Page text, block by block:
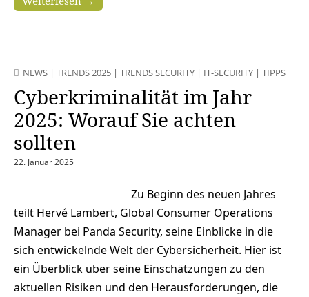
NEWS | TRENDS 2025 | TRENDS SECURITY | IT-SECURITY | TIPPS
Cyberkriminalität im Jahr
2025: Worauf Sie achten
sollten
22. Januar 2025
Zu Beginn des neuen Jahres
teilt Hervé Lambert, Global Consumer Operations
Manager bei Panda Security, seine Einblicke in die
sich entwickelnde Welt der Cybersicherheit. Hier ist
ein Überblick über seine Einschätzungen zu den
aktuellen Risiken und den Herausforderungen, die